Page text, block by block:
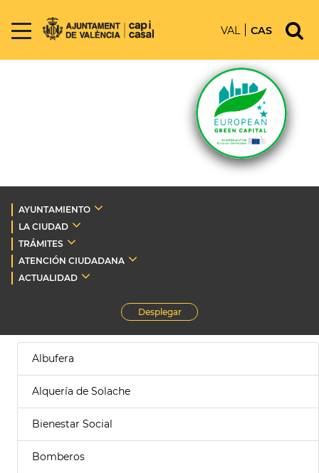
VAL CAS
AYUNTAMIENTO
LA CIUDAD
TRÁMITES
ATENCIÓN CIUDADANA
ACTUALIDAD
Desplegar
Albufera
Alquería de Solache
Bienestar Social
Bomberos